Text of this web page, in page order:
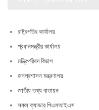
রাষ্ট্রপতির কার্যালয়
প্রধানমন্ত্রীর কার্যালয়
মন্ত্রিপরিষদ বিভাগ
জনপ্রশাসন মন্ত্রণালয়
জাতীয় তথ্য বাতায়ন
সকল ক্যাডার পিএমআইএস